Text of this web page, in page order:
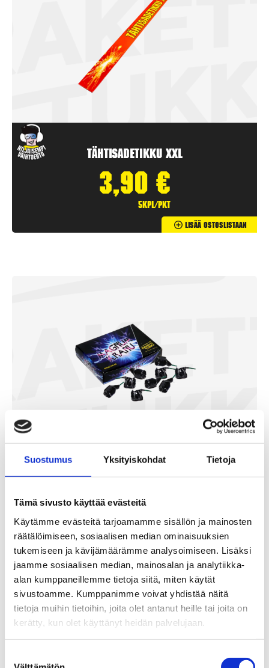
Suostumus Yksityiskohdat Tietoja
Tämä sivusto käyttää evästeitä
Käytämme evästeitä tarjoamamme sisällön ja mainosten
räätälöimiseen, sosiaalisen median ominaisuuksien
tukemiseen ja kävijämäärämme analysoimiseen. Lisäksi
jaamme sosiaalisen median, mainosalan ja analytiikka-
alan kumppaneillemme tietoja siitä, miten käytät
sivustoamme. Kumppanimme voivat yhdistää näitä
tietoja muihin tietoihin, joita olet antanut heille tai joita on
kerätty, kun olet käyttänyt heidän palvelujaan.
Tähtisadetikku XXL
3,90 €
5kpl/pkt
Lisää Ostoslistaan
Magnum Kranu
2,90€
50kpl/kpt
Lisää Ostoslistaan